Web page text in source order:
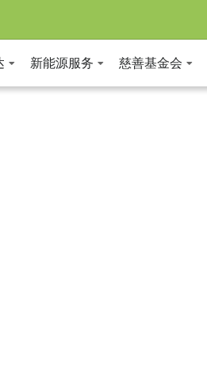
新能源服务 慈善基金会